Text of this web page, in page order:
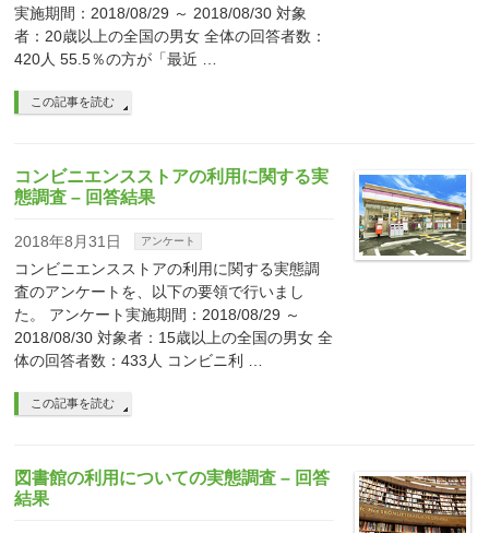
実施期間：2018/08/29 ～ 2018/08/30 対象
者：20歳以上の全国の男女 全体の回答者数：
420人 55.5％の方が「最近 …
この記事を読む
コンビニエンスストアの利用に関する実
態調査 – 回答結果
2018年8月31日 アンケート
コンビニエンスストアの利用に関する実態調
査のアンケートを、以下の要領で行いまし
た。 アンケート実施期間：2018/08/29 ～
2018/08/30 対象者：15歳以上の全国の男女 全
体の回答者数：433人 コンビニ利 …
この記事を読む
図書館の利用についての実態調査 – 回答
結果